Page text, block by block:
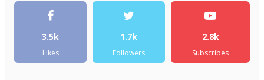
3.5k
Likes
1.7k
Followers
2.8k
Subscribes